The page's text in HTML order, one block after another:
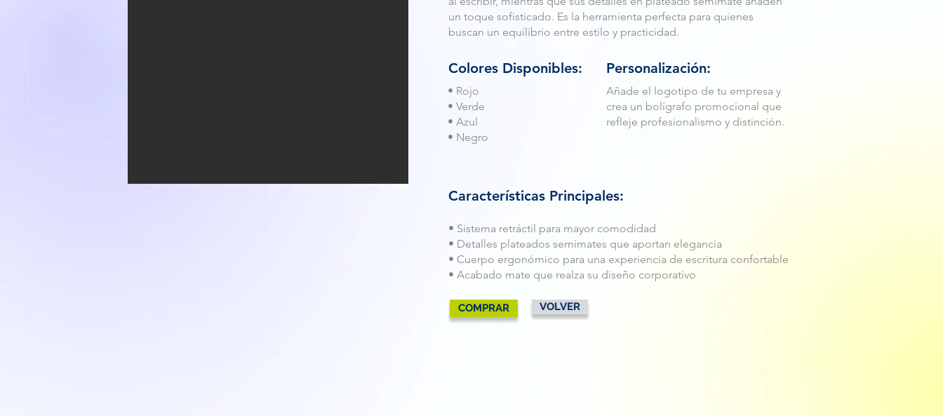
un toque sofisticado. Es la herramienta perfecta para quienes
buscan un equilibrio entre estilo y practicidad.
Colores Disponibles:
• Rojo
• Verde
• Azul
• Negro
Personalización:
Añade el logotipo de tu empresa y
crea un bolígrafo promocional que
refleje profesionalismo y distinción.
Características Principales:
• Sistema retráctil para mayor comodidad
• Detalles plateados semimates que aportan elegancia
• Cuerpo ergonómico para una experiencia de escritura confortable
• Acabado mate que realza su diseño corporativo
COMPRAR VOLVER